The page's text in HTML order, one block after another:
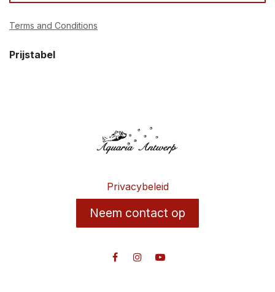
Terms and Conditions
Prijstabel
Privacybeleid
Neem contact op